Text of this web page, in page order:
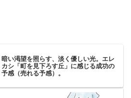
暗い渇望を照らす、淡く優しい光。エレ
カシ「町を見下ろす丘」に感じる成功の
予感（売れる予感）。